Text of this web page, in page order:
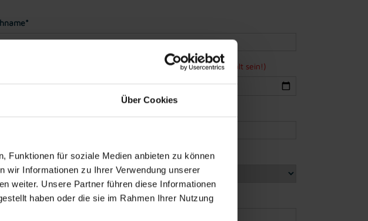
Über Cookies
Funktionen für soziale Medien anbieten zu können
wir Informationen zu Ihrer Verwendung unserer
weiter. Unsere Partner führen diese Informationen
haben oder die sie im Rahmen Ihrer Nutzung
(Sie müssen für eine Bewerbung mindestens 15 Jahre alt sein!)